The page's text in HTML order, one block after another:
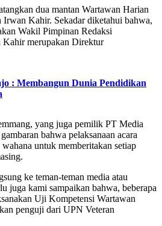
dua mantan Wartawan Harian
Irwan Kahir. Sekadar diketahui bahwa,
Wakil Pimpinan Redaksi
merupakan Direktur
: Membangun Dunia Pendidikan
yang juga pemilik PT Media
bahwa pelaksanaan acara
untuk memberitakan setiap
ke teman-teman media atau
juga kami sampaikan bahwa, beberapa
Uji Kompetensi Wartawan
penguji dari UPN Veteran